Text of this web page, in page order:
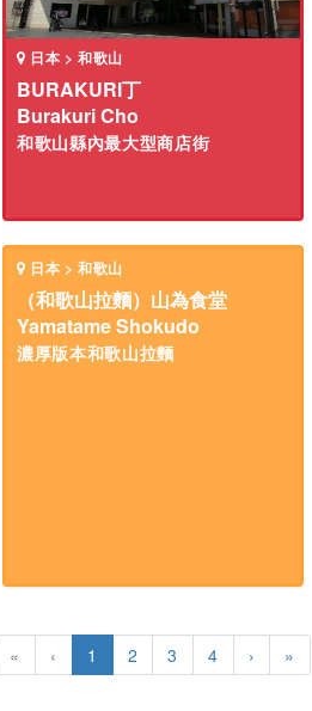
日本 > 和歌山
BURAKURI丁
Burakuri Cho
和歌山縣內最大型商店街
日本 > 和歌山
（和歌山拉麵）山為食堂
Yamatame Shokudo
濃厚版本和歌山拉麵
« ‹ 1 2 3 4 › »